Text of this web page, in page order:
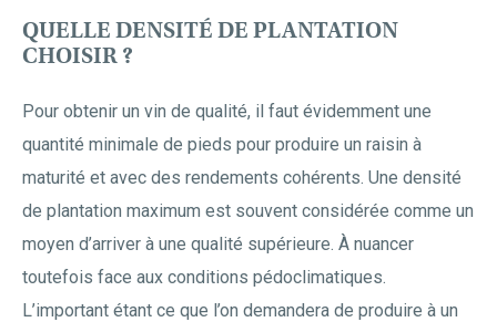
QUELLE DENSITÉ DE PLANTATION
CHOISIR ?
Pour obtenir un vin de qualité, il faut évidemment une
quantité minimale de pieds pour produire un raisin à
maturité et avec des rendements cohérents. Une densité
de plantation maximum est souvent considérée comme un
moyen d’arriver à une qualité supérieure. À nuancer
toutefois face aux conditions pédoclimatiques.
L’important étant ce que l’on demandera de produire à un